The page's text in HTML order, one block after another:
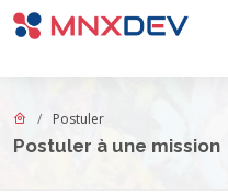
Aller au contenu principal
Postuler
Postuler à une mission